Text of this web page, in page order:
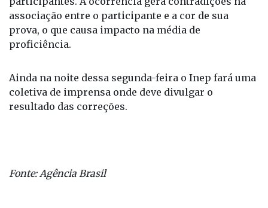
associação entre o participante e a cor de sua
prova, o que causa impacto na média de
proficiência.
Ainda na noite dessa segunda-feira o Inep fará uma
coletiva de imprensa onde deve divulgar o
resultado das correções.
Fonte: Agência Brasil